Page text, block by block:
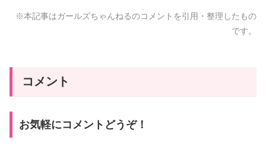
※本記事はガールズちゃんねるのコメントを引用・整理したもの
です。
コメント
お気軽にコメントどうぞ！